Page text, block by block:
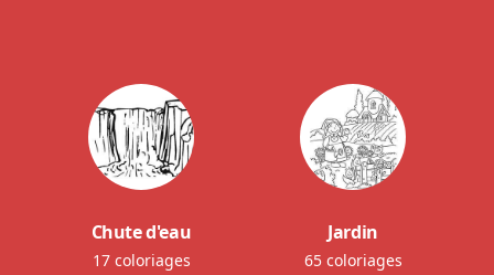
Chute d'eau
17 coloriages
Jardin
65 coloriages